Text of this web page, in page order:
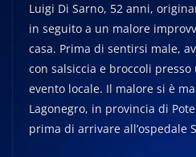
Luigi Di Sarno, 52 anni,
in seguito a un malore
casa. Prima di sentirsi male,
con salsiccia e broccoli
evento locale. Il malore si è
Lagonegro, in provincia di
prima di arrivare all’ospedale